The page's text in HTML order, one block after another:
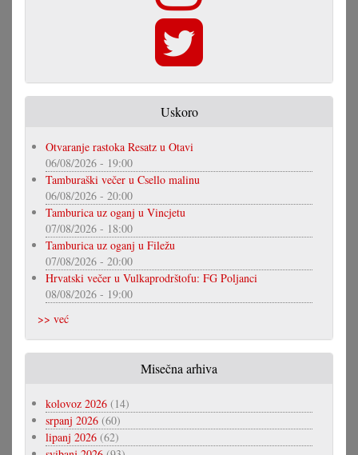
Uskoro
Otvaranje rastoka Resatz u Otavi
06/08/2026 - 19:00
Tamburaški večer u Csello malinu
06/08/2026 - 20:00
Tamburica uz oganj u Vincjetu
07/08/2026 - 18:00
Tamburica uz oganj u Filežu
07/08/2026 - 20:00
Hrvatski večer u Vulkaprodrštofu: FG Poljanci
08/08/2026 - 19:00
>> već
Misečna arhiva
kolovoz 2026 (14)
srpanj 2026 (60)
lipanj 2026 (62)